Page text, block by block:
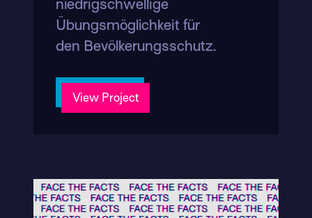
niedrigschwellige
Übungsmöglichkeit für
den Bevölkerungsschutz.
View Project